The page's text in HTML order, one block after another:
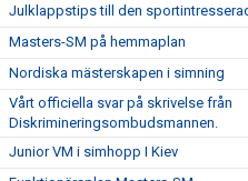
Julklappstips till den
Masters-SM på hemmaplan
Nordiska mästerskapen i simning
Vårt officiella svar på skrivelse från
Diskrimineringsombudsmannen.
Junior VM i simhopp I Kiev